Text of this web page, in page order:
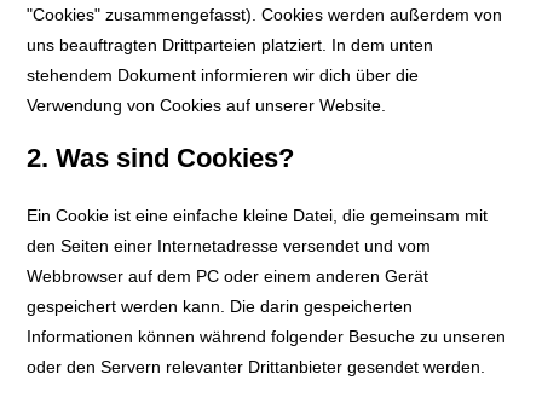
"Cookies" zusammengefasst). Cookies werden außerdem von
uns beauftragten Drittparteien platziert. In dem unten
stehendem Dokument informieren wir dich über die
Verwendung von Cookies auf unserer Website.
2. Was sind Cookies?
Ein Cookie ist eine einfache kleine Datei, die gemeinsam mit
den Seiten einer Internetadresse versendet und vom
Webbrowser auf dem PC oder einem anderen Gerät
gespeichert werden kann. Die darin gespeicherten
Informationen können während folgender Besuche zu unseren
oder den Servern relevanter Drittanbieter gesendet werden.